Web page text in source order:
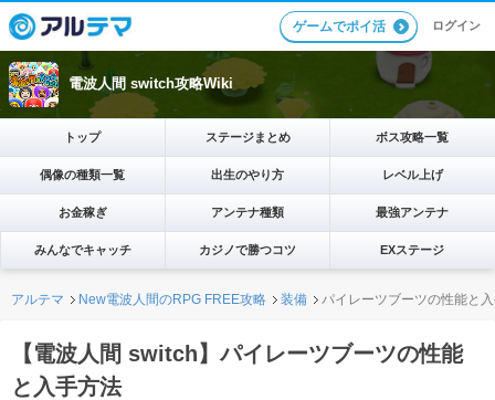
ゲームでポイ活 ログイン
電波人間 switch攻略Wiki
トップ ステージまとめ ボス攻略一覧
偶像の種類一覧 出生のやり方 レベル上げ
お金稼ぎ アンテナ種類 最強アンテナ
みんなでキャッチ カジノで勝つコツ EXステージ
アルテマ New電波人間のRPG FREE攻略 装備 パイレーツブーツの性能と
【電波人間 switch】パイレーツブーツの性能
と入手方法